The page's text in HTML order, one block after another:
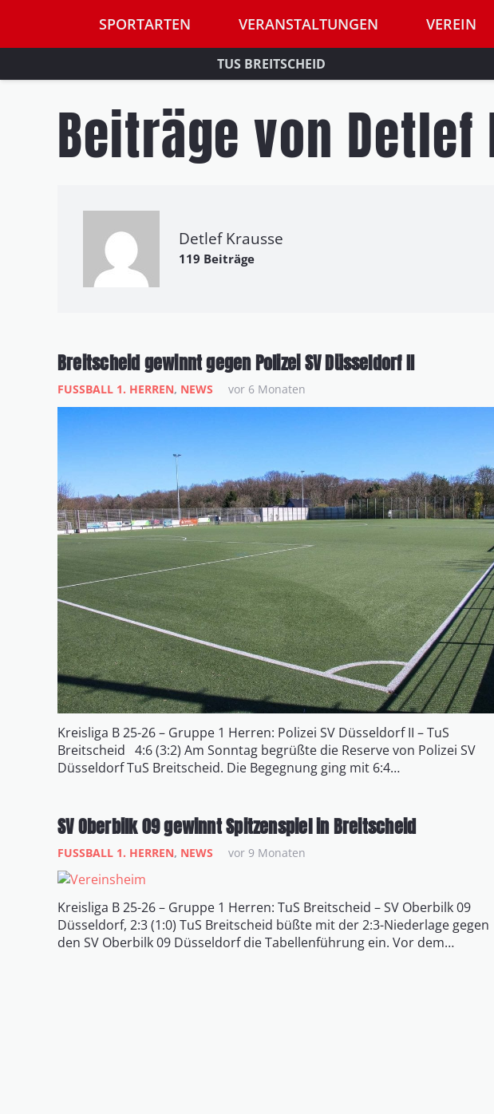
SPORTARTEN VERANSTALTUNGEN VEREIN
TUS BREITSCHEID
Beiträge von Detlef
Detlef Krausse
119 Beiträge
Breitscheid gewinnt gegen Polizei SV Düsseldorf II
FUSSBALL 1. HERREN , NEWS vor 6 Monaten
Kreisliga B 25-26 – Gruppe 1 Herren: Polizei SV Düsseldorf II – TuS
Breitscheid 4:6 (3:2) Am Sonntag begrüßte die Reserve von Polizei SV
Düsseldorf TuS Breitscheid. Die Begegnung ging mit 6:4…
SV Oberbilk 09 gewinnt Spitzenspiel in Breitscheid
FUSSBALL 1. HERREN , NEWS vor 9 Monaten
Kreisliga B 25-26 – Gruppe 1 Herren: TuS Breitscheid – SV Oberbilk 09
Düsseldorf, 2:3 (1:0) TuS Breitscheid büßte mit der 2:3-Niederlage gegen
den SV Oberbilk 09 Düsseldorf die Tabellenführung ein. Vor dem…